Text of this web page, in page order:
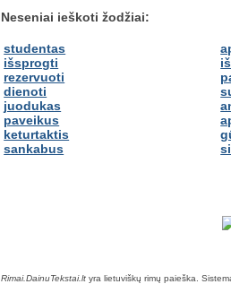
Neseniai ieškoti žodžiai:
studentas
išsprogti
rezervuoti
dienoti
juodukas
paveikus
keturtaktis
sankabus
Rimai.DainuTekstai.lt yra lietuviškų rimų paieška.